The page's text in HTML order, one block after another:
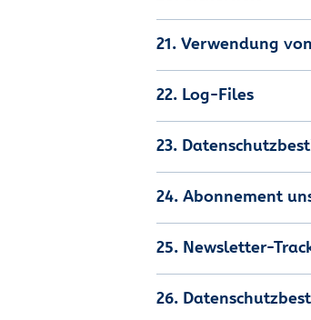
21. Verwendung
22. Log-Files
23.
24. Abonnement
25. Newsletter-
26.